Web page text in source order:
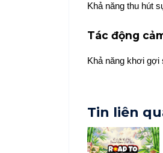
Khả năng thu hút
Tác động
Khả năng khơi gợi
Tin liên